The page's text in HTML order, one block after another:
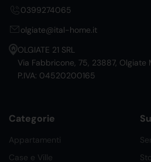
0399274065
olgiate@ital-home.it
OLGIATE 21 SRL
Via Fabbricone, 75, 23887, Olgiate
P.IVA: 04520200165
Categorie
Appartamenti
Case e Ville